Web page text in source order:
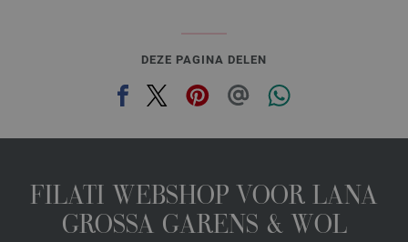
DEZE PAGINA DELEN
FILATI WEBSHOP VOOR LANA
GROSSA GARENS & WOL